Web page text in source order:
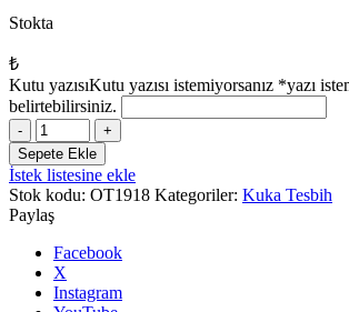
Stokta
₺
Kutu yazısıKutu yazısı istemiyorsanız *yazı
belirtebilirsiniz.
Gümüş
Kazaz
Püsküllü
7x11mm
Mavi
Mine
Işlemeli
Kuka
Tesbih
adet
Sepete Ekle
İstek listesine ekle
Stok kodu: OT1918 Kategoriler: Kuka Tesbih
Paylaş
Facebook
X
Instagram